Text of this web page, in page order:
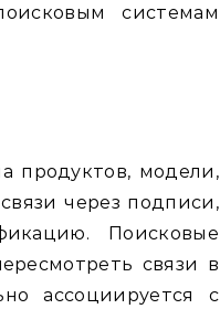
системам
продуктов, модели,
через подписи,
Поисковые
связи в
ассоциируется с